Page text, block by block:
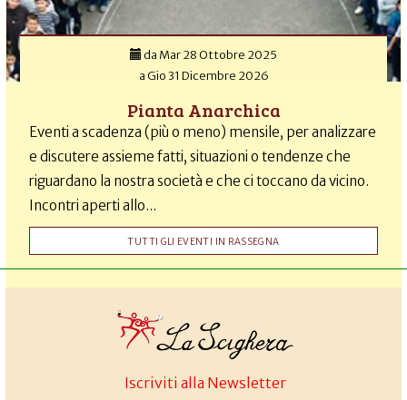
da Mar 28 Ottobre 2025
aGio 31 Dicembre 2026
Pianta Anarchica
Eventi a scadenza (più o meno) mensile, per analizzare
e discutere assieme fatti, situazioni o tendenze che
riguardano la nostra società e che ci toccano da vicino.
Incontri aperti allo...
TUTTI GLI EVENTI IN RASSEGNA
Iscriviti alla Newsletter